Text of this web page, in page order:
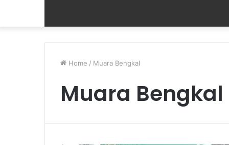
Home / Muara Bengkal
Muara Bengkal